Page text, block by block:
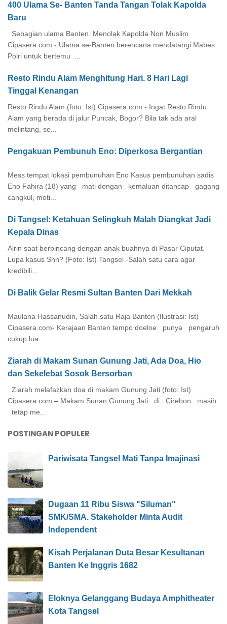
400 Ulama Se- Banten Tanda Tangan Tolak Kapolda
Baru
Sebagian ulama Banten. Menolak Kapolda Non Muslim
Cipasera.com - Ulama se-Banten berencana mendatangi Mabes
Polri untuk bertemu ...
Resto Rindu Alam Menghitung Hari. 8 Hari Lagi
Tinggal Kenangan
Resto Rindu Alam (foto: Ist) Cipasera.com - Ingat Resto Rindu
Alam yang berada di jalur Puncak, Bogor? Bila tak ada aral
melintang, se...
Pengakuan Pembunuh Eno: Diperkosa Bergantian
Mess tempat lokasi pembunuhan Eno Kasus pembunuhan sadis
Eno Fahira (18) yang mati dengan kemaluan ditancap gagang
cangkul, moti...
Di Tangsel: Ketahuan Selingkuh Malah Diangkat Jadi
Kepala Dinas
Airin saat berbincang dengan anak buahnya di Pasar Ciputat.
Lupa kasus Shn? (Foto: Ist) Tangsel -Salah satu cara agar
kredibili...
Di Balik Gelar Resmi Sultan Banten Dari Mekkah
Maulana Hassanudin, Salah satu Raja Banten (Ilustrasi: Ist)
Cipasera.com- Kerajaan Banten tempo doeloe punya pengaruh
cukup lua...
Ziarah di Makam Sunan Gunung Jati, Ada Doa, Hio
dan Sekelebat Sosok Bersorban
Ziarah melafazkan doa di makam Gunung Jati (foto: Ist)
Cipasera.com – Makam Sunan Gunung Jati di Cirebon masih
tetap me...
POSTINGAN POPULER
Pariwisata Tangsel Mati Tanpa Imajinasi
Dugaan 11 Ribu Siswa "Siluman"
SMK/SMA. Stakeholder Minta Audit
Independent
Kisah Perjalanan Duta Besar Kesultanan
Banten Ke Inggris 1682
Eloknya Gelanggang Budaya Amphitheater
Kota Tangsel